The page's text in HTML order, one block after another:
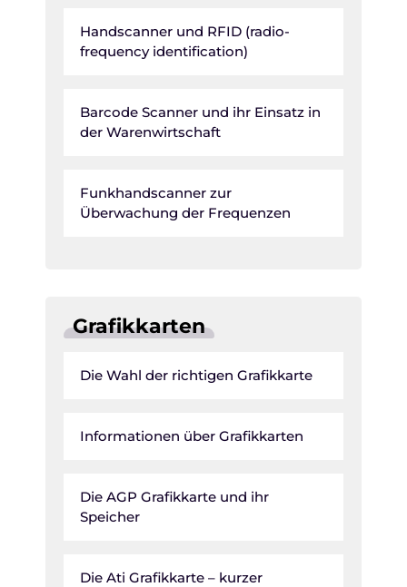
Handscanner und RFID (radio-
frequency identification)
Barcode Scanner und ihr Einsatz in
der Warenwirtschaft
Funkhandscanner zur
Überwachung der Frequenzen
Grafikkarten
Die Wahl der richtigen Grafikkarte
Informationen über Grafikkarten
Die AGP Grafikkarte und ihr
Speicher
Die Ati Grafikkarte – kurzer